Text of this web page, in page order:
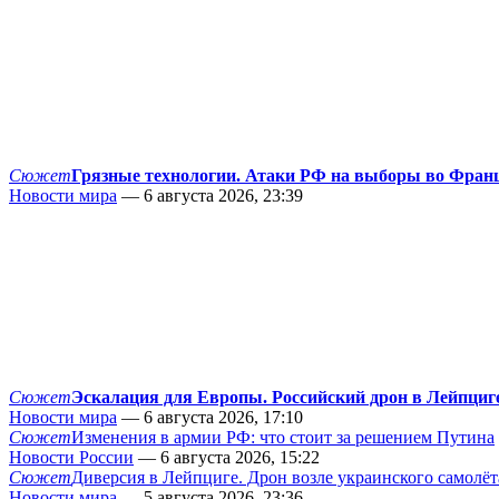
СюжетГрязные технологии. Атаки РФ на выборы во
Новости мира — 6 августа 2026, 23:39
СюжетЭскалация для Европы. Российский дрон в
Новости мира — 6 августа 2026, 17:10
СюжетИзменения в армии РФ: что стоит за решением Путина
Новости России — 6 августа 2026, 15:22
СюжетДиверсия в Лейпциге. Дрон возле украинского